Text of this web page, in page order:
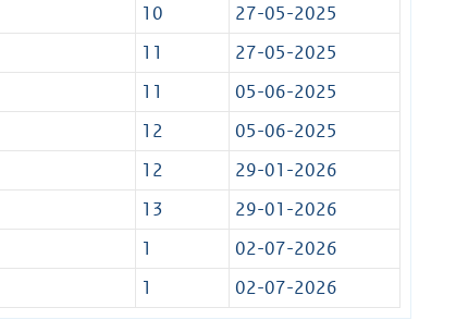
10
27-05-2025
11
27-05-2025
11
05-06-2025
12
05-06-2025
12
29-01-2026
13
29-01-2026
1
02-07-2026
1 02-07-2026